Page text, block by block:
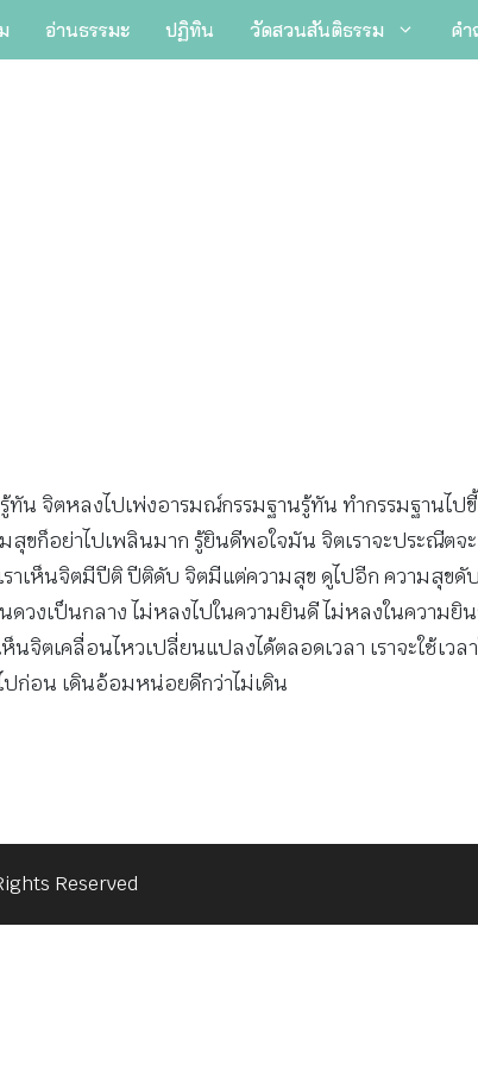
อ่านธรรมะ ปฏิทิน วัดสวนสันติธรรม ค
น จิตหลงไปเพ่งอารมณ์กรรมฐานรู้ทัน ทำกรรมฐานไป
ขก็อย่าไปเพลินมาก รู้ยินดีพอใจมัน จิตเราจะประณีตจ
าเห็นจิตมีปีติ ปีติดับ จิตมีแต่ความสุข ดูไปอีก ความสุขดั
วงเป็นกลาง ไม่หลงไปในความยินดี ไม่หลงในความยิ
จิตเคลื่อนไหวเปลี่ยนแปลงได้ตลอดเวลา เราจะใช้เว
ไปก่อน เดินอ้อมหน่อยดีกว่าไม่เดิน
Reserved